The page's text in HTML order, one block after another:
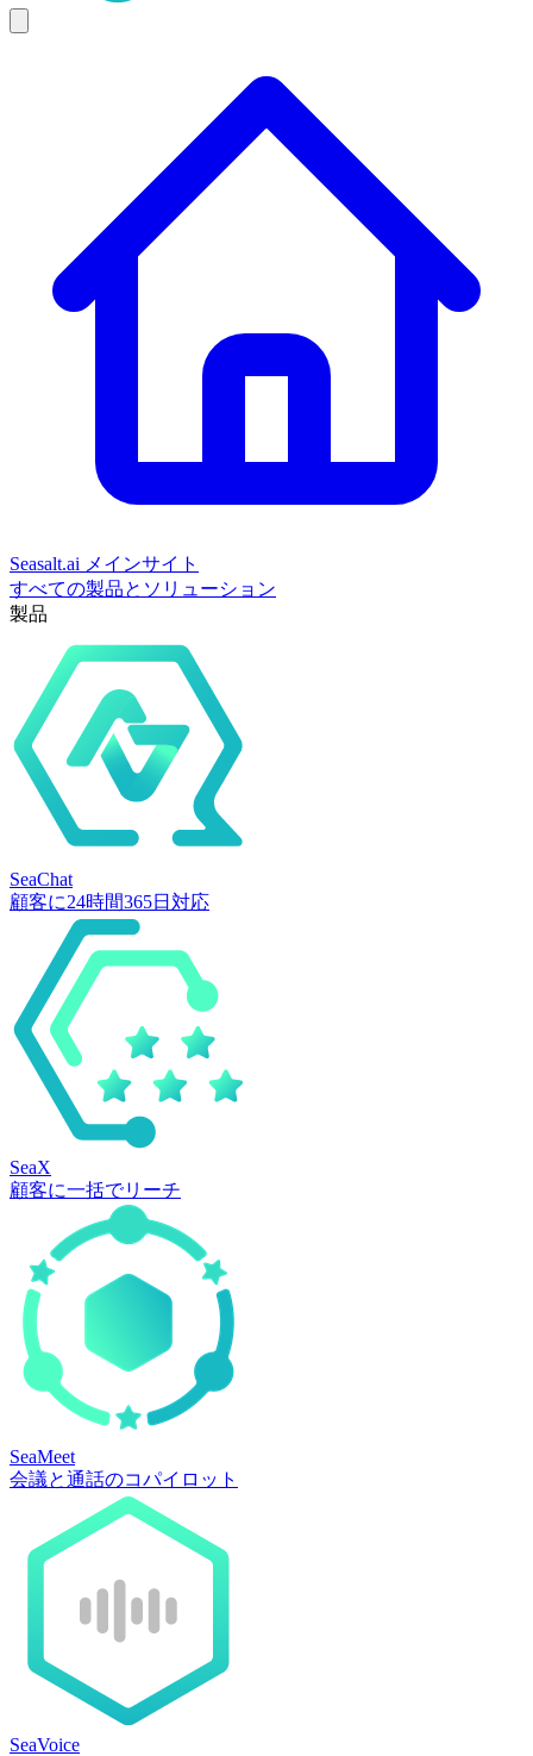
Seasalt.ai メインサイト
すべての製品とソリューション
製品
SeaChat
顧客に24時間365日対応
SeaX
顧客に一括でリーチ
SeaMeet
会議と通話のコパイロット
SeaVoice